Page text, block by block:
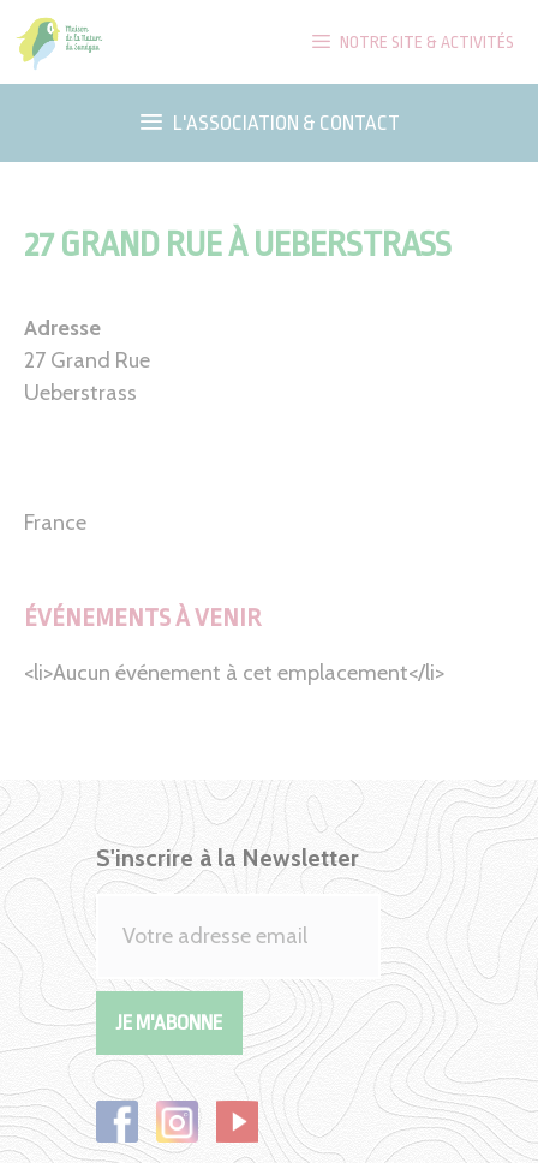
Aller
au
contenu
NOTRE SITE & ACTIVITÉS
L'ASSOCIATION & CONTACT
27 GRAND RUE À UEBERSTRASS
Adresse
27 Grand Rue
Ueberstrass
France
ÉVÉNEMENTS À VENIR
<li>Aucun événement à cet emplacement</li>
S'inscrire à la Newsletter